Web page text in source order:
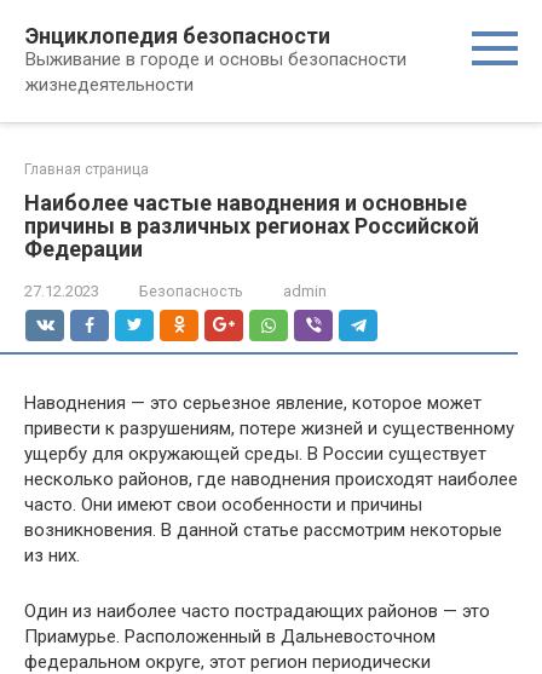
контенту
Энциклопедия безопасности
Выживание в городе и основы безопасности
жизнедеятельности
Главная страница
Наиболее частые наводнения и основные
причины в различных регионах Российской
Федерации
27.12.2023 Безопасность admin
Наводнения — это серьезное явление, которое может
привести к разрушениям, потере жизней и существенному
ущербу для окружающей среды. В России существует
несколько районов, где наводнения происходят наиболее
часто. Они имеют свои особенности и причины
возникновения. В данной статье рассмотрим некоторые
из них.
Один из наиболее часто пострадающих районов — это
Приамурье. Расположенный в Дальневосточном
федеральном округе, этот регион периодически